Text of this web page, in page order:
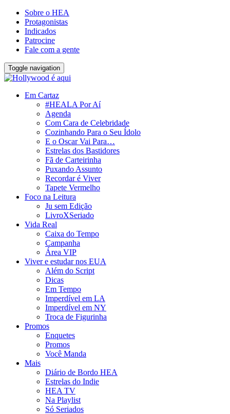
Sobre o HEA
Protagonistas
Indicados
Patrocine
Fale com a gente
Toggle navigation
Em Cartaz
#HEALA Por Aí
Agenda
Com Cara de Celebridade
Cozinhando Para o Seu Ídolo
E o Oscar Vai Para…
Estrelas dos Bastidores
Fã de Carteirinha
Puxando Assunto
Recordar é Viver
Tapete Vermelho
Foco na Leitura
Ju sem Edição
LivroXSeriado
Vida Real
Caixa do Tempo
Campanha
Área VIP
Viver e estudar nos EUA
Além do Script
Dicas
Em Tempo
Imperdível em LA
Imperdível em NY
Troca de Figurinha
Promos
Enquetes
Promos
Você Manda
Mais
Diário de Bordo HEA
Estrelas do Indie
HEA TV
Na Playlist
Só Seriados